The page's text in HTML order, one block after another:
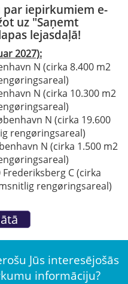
iepirkumiem e-
uz "Saņemt
lejasdaļā!
2027):
N (cirka 8.400 m2
N (cirka 10.300 m2
N (cirka 19.600
rengøringsareal)
N (cirka 1.500 m2
C (cirka
rengøringsareal)
Jūs interesējošās
informāciju?